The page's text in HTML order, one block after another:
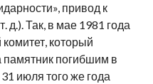
привод к
д.). Так, в мае 1981 года
который
памятник погибшим в
июля того же года